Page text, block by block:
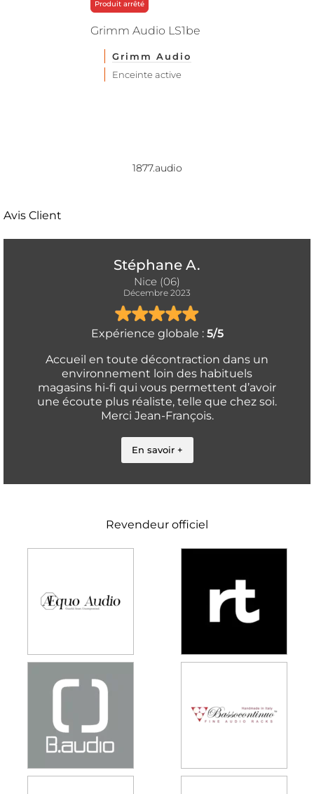
Produit arrêté
Grimm Audio LS1be
Grimm Audio
Enceinte active
1877.audio
Avis Client
Stéphane A.
Nice (06)
Décembre 2023
Expérience globale : 5/5
Accueil en toute décontraction dans un
environnement loin des habituels
magasins hi-fi qui vous permettent d’avoir
une écoute plus réaliste, telle que chez soi.
Merci Jean-François.
En savoir +
Revendeur officiel